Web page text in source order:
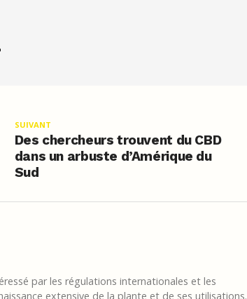
SUIVANT
Des chercheurs trouvent du CBD
dans un arbuste d’Amérique du
Sud
par les régulations internationales et les
extensive de la plante et de ses utilisations.